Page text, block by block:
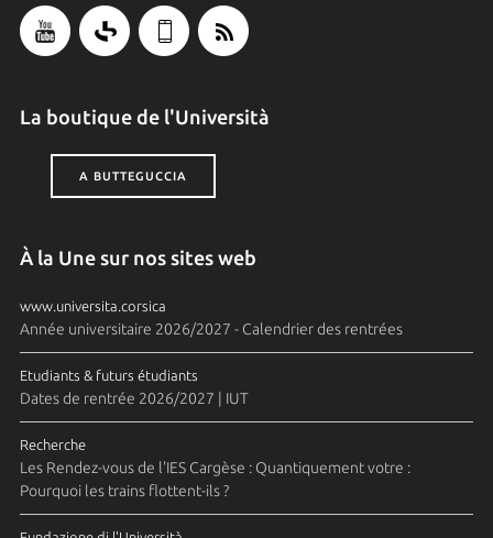
La boutique de l'Università
A BUTTEGUCCIA
À la Une sur nos sites web
www.universita.corsica
Année universitaire 2026/2027 - Calendrier des rentrées
Etudiants & futurs étudiants
Dates de rentrée 2026/2027 | IUT
Recherche
Les Rendez-vous de l'IES Cargèse : Quantiquement votre :
Pourquoi les trains flottent-ils ?